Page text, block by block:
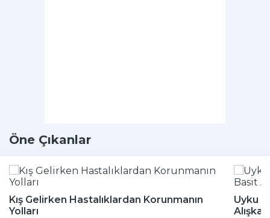
Öne Çıkanlar
Kış Gelirken Hastalıklardan Korunmanın
Yolları
Uyku